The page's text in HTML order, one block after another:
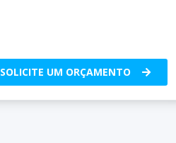
SOLICITE UM ORÇAMENTO